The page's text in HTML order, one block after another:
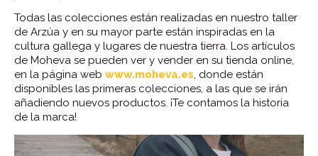
Todas las colecciones están realizadas en nuestro taller
de Arzúa y en su mayor parte están inspiradas en la
cultura gallega y lugares de nuestra tierra. Los artículos
de Moheva se pueden ver y vender en su tienda online,
en la página web www.moheva.es, donde están
disponibles las primeras colecciones, a las que se irán
añadiendo nuevos productos. ¡Te contamos la historia
de la marca!